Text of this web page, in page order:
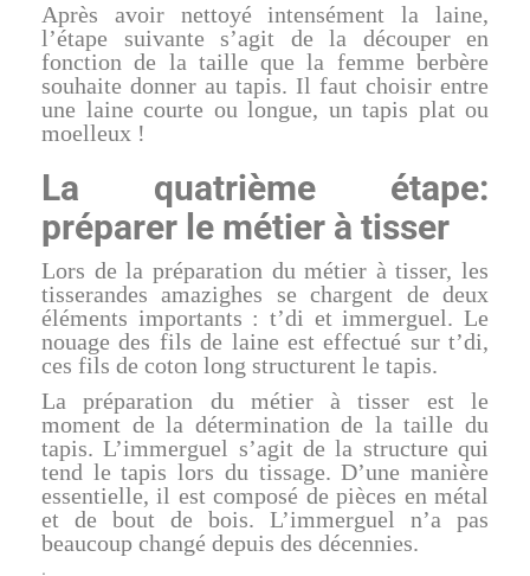
Après avoir nettoyé intensément la laine,
l’étape suivante s’agit de la découper en
fonction de la taille que la femme berbère
souhaite donner au tapis. Il faut choisir entre
une laine courte ou longue, un tapis plat ou
moelleux !
La quatrième étape:
préparer le métier à tisser
Lors de la préparation du métier à tisser, les
tisserandes amazighes se chargent de deux
éléments importants : t’di et immerguel. Le
nouage des fils de laine est effectué sur t’di,
ces fils de coton long structurent le tapis.
La préparation du métier à tisser est le
moment de la détermination de la taille du
tapis. L’immerguel s’agit de la structure qui
tend le tapis lors du tissage. D’une manière
essentielle, il est composé de pièces en métal
et de bout de bois. L’immerguel n’a pas
beaucoup changé depuis des décennies.